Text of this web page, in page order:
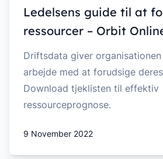
Ledelsens guide til at
ressourcer – Orbit
Driftsdata giver
arbejde med at forudsige
Download tjeklisten til effektiv
ressourceprognose.
9 November 2022